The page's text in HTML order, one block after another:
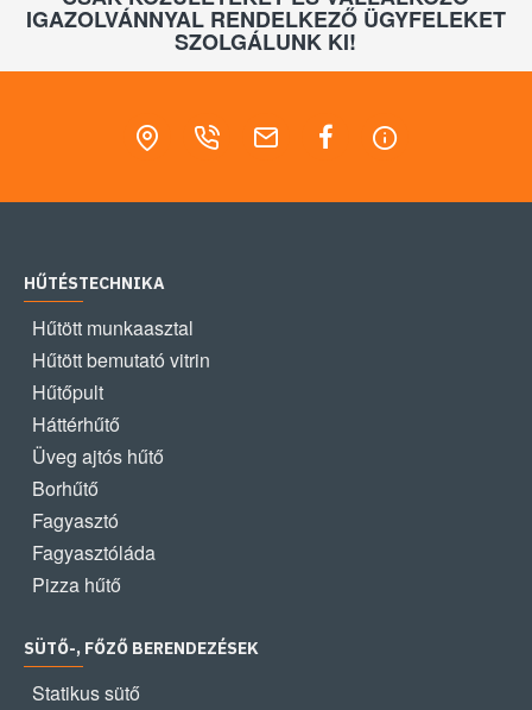
IGAZOLVÁNNYAL RENDELKEZŐ ÜGYFELEKET
SZOLGÁLUNK KI!
HŰTÉSTECHNIKA
Hűtött munkaasztal
Hűtött bemutató vitrin
Hűtőpult
Háttérhűtő
Üveg ajtós hűtő
Borhűtő
Fagyasztó
Fagyasztóláda
Pizza hűtő
SÜTŐ-, FŐZŐ BERENDEZÉSEK
Statikus sütő